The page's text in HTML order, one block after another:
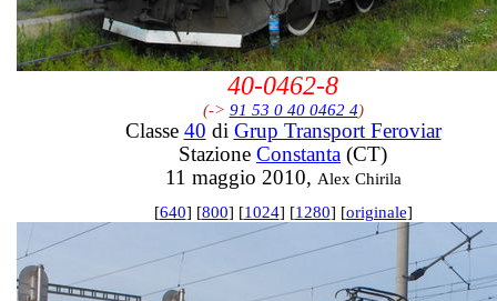
40-0462-8
(-> 91 53 0 40 0462 4)
Classe 40 di Grup Transport Feroviar
Stazione Constanta (CT)
11 maggio 2010, Alex Chirila
[640] [800] [1024] [1280] [originale]